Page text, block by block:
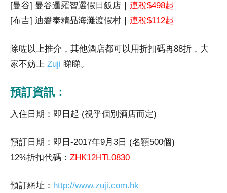
[曼谷] 曼谷暹羅智選假日飯店｜ 連稅$498起
[布吉] 迪磐泰精品海灘渡假村｜ 連稅$112起
除咗以上推介，其他酒店都可以用折扣碼再88折，大
家不妨上 Zuji 睇睇。
預訂資訊：
入住日期：即日起 (視乎個別酒店而定)
預訂日期：即日-2017年9月3日 (名額500個)
12%折扣代碼： ZHK12HTL0830
預訂網址： http://www.zuji.com.hk